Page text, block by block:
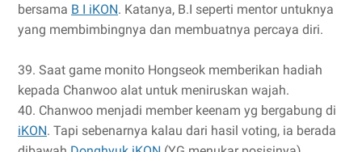
bersama B I iKON. Katanya, B.I seperti mentor untuknya
yang membimbingnya dan membuatnya percaya diri.
39. Saat game monito Hongseok memberikan hadiah
kepada Chanwoo alat untuk meniruskan wajah.
40. Chanwoo menjadi member keenam yg bergabung di
iKON. Tapi sebenarnya kalau dari hasil voting, ia berada